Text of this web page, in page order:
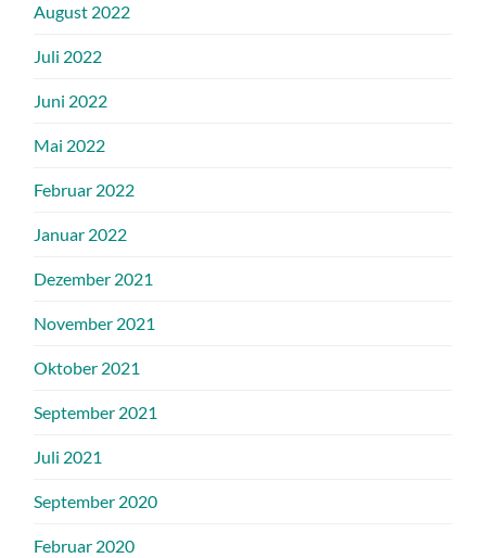
August 2022
Juli 2022
Juni 2022
Mai 2022
Februar 2022
Januar 2022
Dezember 2021
November 2021
Oktober 2021
September 2021
Juli 2021
September 2020
Februar 2020